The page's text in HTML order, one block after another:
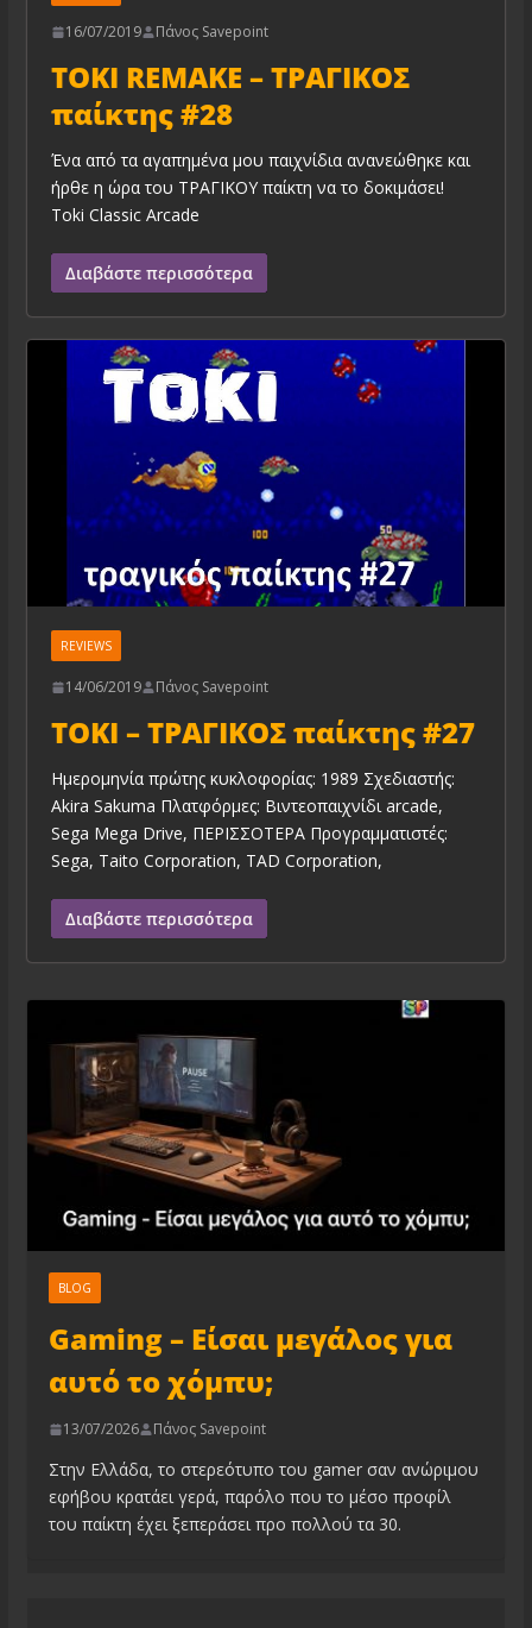
16/07/2019 Πάνος Savepoint
TOKI REMAKE – ΤΡΑΓΙΚΟΣ
παίκτης #28
Ένα από τα αγαπημένα μου παιχνίδια ανανεώθηκε και
ήρθε η ώρα του ΤΡΑΓΙΚΟΥ παίκτη να το δοκιμάσει!
Toki Classic Arcade
Διαβάστε περισσότερα
REVIEWS
14/06/2019 Πάνος Savepoint
TOKI – ΤΡΑΓΙΚΟΣ παίκτης #27
Ημερομηνία πρώτης κυκλοφορίας: 1989 Σχεδιαστής:
Akira Sakuma Πλατφόρμες: Βιντεοπαιχνίδι arcade,
Sega Mega Drive, ΠΕΡΙΣΣΟΤΕΡΑ Προγραμματιστές:
Sega, Taito Corporation, TAD Corporation,
Διαβάστε περισσότερα
BLOG
Gaming – Είσαι μεγάλος για
αυτό το χόμπυ;
13/07/2026 Πάνος Savepoint
Στην Ελλάδα, το στερεότυπο του gamer σαν ανώριμου
εφήβου κρατάει γερά, παρόλο που το μέσο προφίλ
του παίκτη έχει ξεπεράσει προ πολλού τα 30.